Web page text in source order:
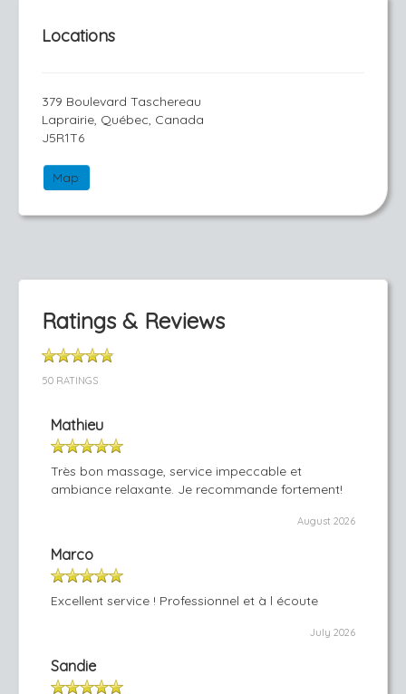
Locations
379 Boulevard Taschereau
Laprairie, Québec, Canada
J5R1T6
Map
Ratings & Reviews
50 RATINGS
Mathieu
Très bon massage, service impeccable et
ambiance relaxante. Je recommande fortement!
August 2026
Marco
Excellent service ! Professionnel et à l écoute
July 2026
Sandie